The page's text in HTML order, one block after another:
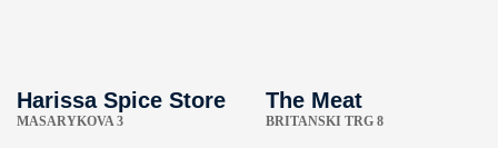
Harissa Spice Store
MASARYKOVA 3
The Meat
BRITANSKI TRG 8